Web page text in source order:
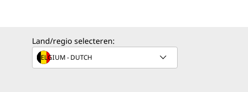
Land/regio selecteren: